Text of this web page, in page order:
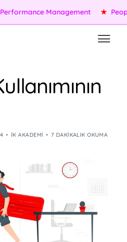
Management ★ People
İK AKADEMI 7 DAKIKALIK OKUMA